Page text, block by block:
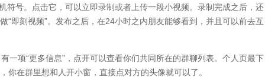
号。点击它，可以立即录制或者上传一段小视频。录制完成之后，还
即刻视频”。发布之后，在24小时之内朋友能够看到，并且可以前去互
项“更多信息”，点开可以查看你们共同所在的群聊列表。个人页最下
你在群里想和人开小窗，直接点对方的头像就可以了。